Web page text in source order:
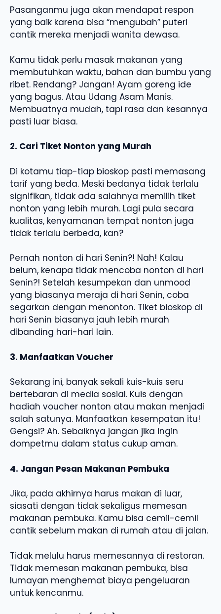
Pasanganmu juga akan mendapat respon
yang baik karena bisa “mengubah” puteri
cantik mereka menjadi wanita dewasa.
Kamu tidak perlu masak makanan yang
membutuhkan waktu, bahan dan bumbu yang
ribet. Rendang? Jangan! Ayam goreng ide
yang bagus. Atau Udang Asam Manis.
Membuatnya mudah, tapi rasa dan kesannya
pasti luar biasa.
2. Cari Tiket Nonton yang Murah
Di kotamu tiap-tiap bioskop pasti memasang
tarif yang beda. Meski bedanya tidak terlalu
signifikan, tidak ada salahnya memilih tiket
nonton yang lebih murah. Lagi pula secara
kualitas, kenyamanan tempat nonton juga
tidak terlalu berbeda, kan?
Pernah nonton di hari Senin?! Nah! Kalau
belum, kenapa tidak mencoba nonton di hari
Senin?! Setelah kesumpekan dan unmood
yang biasanya meraja di hari Senin, coba
segarkan dengan menonton. Tiket bioskop di
hari Senin biasanya jauh lebih murah
dibanding hari-hari lain.
3. Manfaatkan Voucher
Sekarang ini, banyak sekali kuis-kuis seru
bertebaran di media sosial. Kuis dengan
hadiah voucher nonton atau makan menjadi
salah satunya. Manfaatkan kesempatan itu!
Gengsi? Ah. Sebaiknya jangan jika ingin
dompetmu dalam status cukup aman.
4. Jangan Pesan Makanan Pembuka
Jika, pada akhirnya harus makan di luar,
siasati dengan tidak sekaligus memesan
makanan pembuka. Kamu bisa cemil-cemil
cantik sebelum makan di rumah atau di jalan.
Tidak melulu harus memesannya di restoran.
Tidak memesan makanan pembuka, bisa
lumayan menghemat biaya pengeluaran
untuk kencanmu.